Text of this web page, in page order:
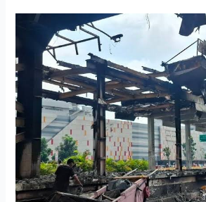
UBN:
Jangan
Rusak
Fasilitas
Umum
yang
Dibangun
dari
Pajak
Rakyat